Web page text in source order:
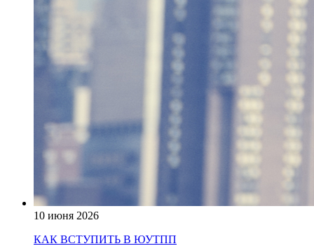
10 июня 2026
КАК ВСТУПИТЬ В ЮУТПП